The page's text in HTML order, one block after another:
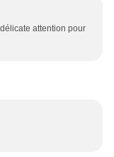
attention pour